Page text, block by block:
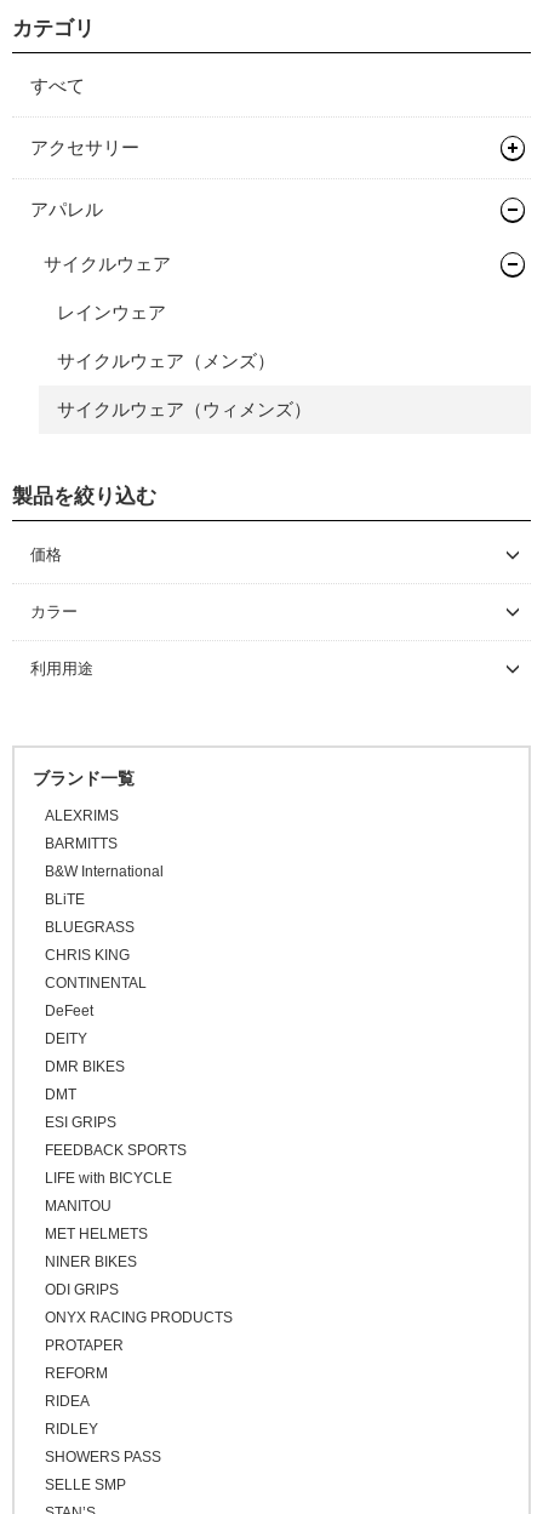
カテゴリ
すべて
アクセサリー
バッグ類
アパレル
サイクルウェア
レインウェア
サイクルウェア（メンズ）
サイクルウェア（ウィメンズ）
製品を絞り込む
価格
～ \5,000
\5,001 ～ 10,000
\10,001 ～ 20,000
\30,001 ～ 50,000
\50,001 ～
カラー
利用用途
ブランド一覧
ALEXRIMS
BARMITTS
B&W International
BLiTE
BLUEGRASS
CHRIS KING
CONTINENTAL
DeFeet
DEITY
DMR BIKES
DMT
ESI GRIPS
FEEDBACK SPORTS
LIFE with BICYCLE
MANITOU
MET HELMETS
NINER BIKES
ODI GRIPS
ONYX RACING PRODUCTS
PROTAPER
REFORM
RIDEA
RIDLEY
SHOWERS PASS
SELLE SMP